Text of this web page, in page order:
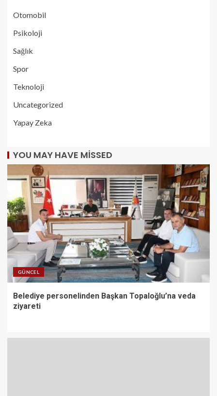
Otomobil
Psikoloji
Sağlık
Spor
Teknoloji
Uncategorized
Yapay Zeka
YOU MAY HAVE MISSED
GÜNCEL
Belediye personelinden Başkan Topaloğlu’na veda
ziyareti